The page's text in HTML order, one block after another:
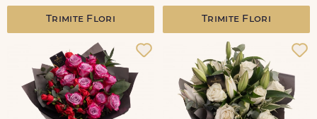
Trimite Flori Trimite Flori